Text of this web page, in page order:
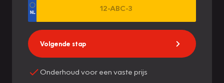
Volgende stap
Onderhoud voor een vaste prijs